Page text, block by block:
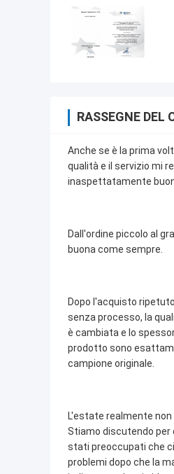
RASSEGNE DEL
Anche se è la prima
qualità e il servizio mi
inaspettatamente
Dall'ordine piccolo al
buona come sempre.
Dopo l'acquisto
senza processo, la
è cambiata e lo
prodotto sono
campione originale.
L'estate realmente non
Stiamo discutendo per
stati preoccupati che
problemi dopo che la